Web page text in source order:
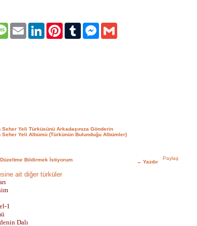
Message Email LinkedIn Pinterest Tumblr Messenger
Yeli Türküsünü Arkadaşınıza Gönderin
Yeli Albümü (Türkünün Bulunduğu Albümler)
Bildirmek İstiyorum → Yazdır
ait diğer türküler
1
Dalı